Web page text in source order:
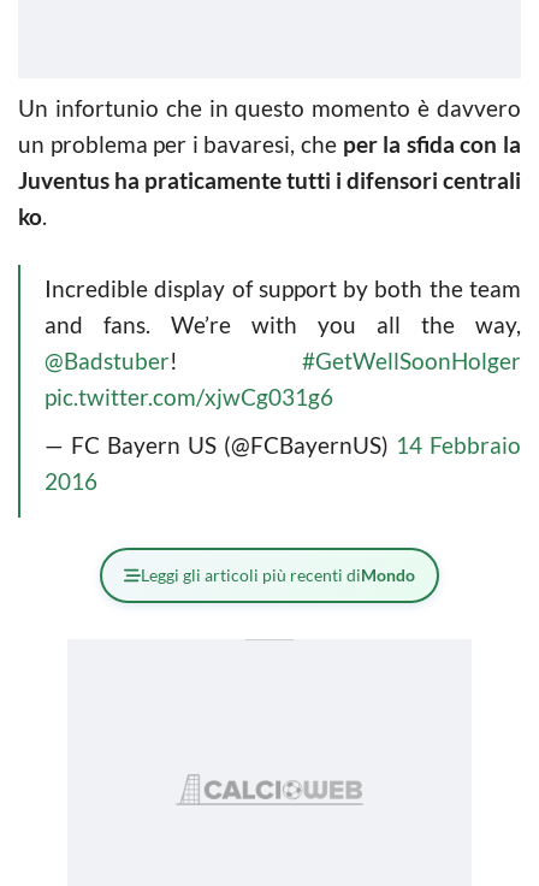
Un infortunio che in questo momento è davvero
un problema per i bavaresi, che per la sfida con la
Juventus ha praticamente tutti i difensori centrali
ko.
Incredible display of support by both the team
and fans. We’re with you all the way,
@Badstuber! #GetWellSoonHolger
pic.twitter.com/xjwCg031g6
— FC Bayern US (@FCBayernUS) 14 Febbraio
2016
Leggi gli articoli più recenti diMondo